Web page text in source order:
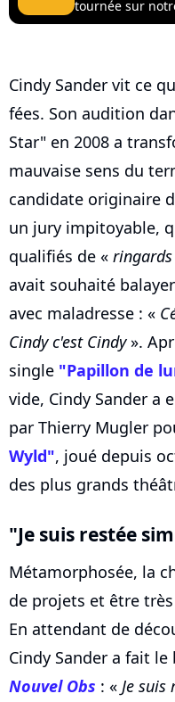
tournée sur
Cindy Sander vit ce
fées. Son audition
Star" en 2008 a
mauvaise sens du
candidate originaire
un jury impitoyable,
qualifiés de « ringards
avait souhaité
avec maladresse : «
Cindy c'est Cindy».
single "Papillon de
vide, Cindy Sander a
par Thierry Mugler
Wyld", joué depuis
des plus grands
"Je suis restée
Métamorphosée, la
de projets et être
En attendant de
Cindy Sander a fait
Nouvel Obs : « Je suis